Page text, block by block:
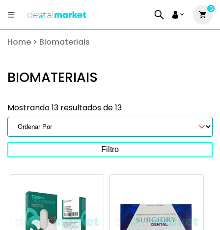
0
Home > Biomateriais
BIOMATERIAIS
Mostrando 13 resultados de 13
Filtro